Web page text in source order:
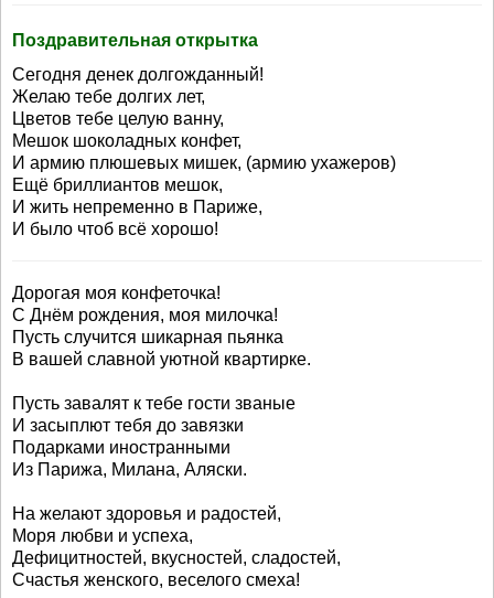
Поздравительная открытка
Сегодня денек долгожданный!
Желаю тебе долгих лет,
Цветов тебе целую ванну,
Мешок шоколадных конфет,
И армию плюшевых мишек, (армию ухажеров)
Ещё бриллиантов мешок,
И жить непременно в Париже,
И было чтоб всё хорошо!
Дорогая моя конфеточка!
С Днём рождения, моя милочка!
Пусть случится шикарная пьянка
В вашей славной уютной квартирке.
Пусть завалят к тебе гости званые
И засыплют тебя до завязки
Подарками иностранными
Из Парижа, Милана, Аляски.
На желают здоровья и радостей,
Моря любви и успеха,
Дефицитностей, вкусностей, сладостей,
Счастья женского, веселого смеха!